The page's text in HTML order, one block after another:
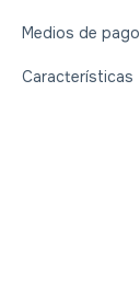
Medios de pago
Características